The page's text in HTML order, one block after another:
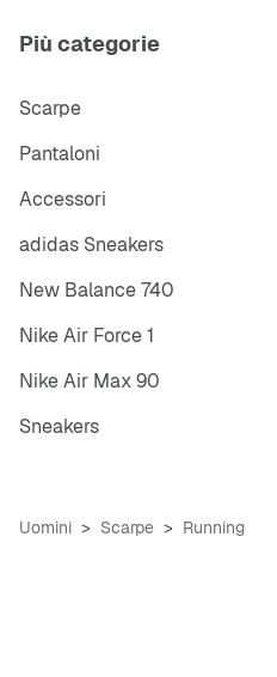
Più categorie
Scarpe
Pantaloni
Accessori
adidas Sneakers
New Balance 740
Nike Air Force 1
Nike Air Max 90
Sneakers
Uomini Scarpe Running